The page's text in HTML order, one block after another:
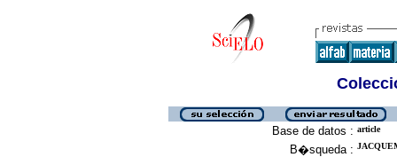
Base de datos : article
B�squeda :